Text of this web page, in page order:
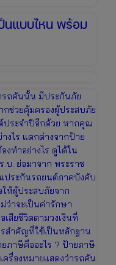
นแบบไหน พร้อม
รถคันนั้น มีประกันภัย
ช่วยคุ้มครองผู้ประสบภัย
ประจำปีอีกด้วย หากคุณ
งไร แตกต่างจากป้าย
ทำอย่างไร ดูได้ใน
บ. ย่อมาจาก พระราช
ประกันรถยนต์ภาคบังคับ
ห้ผู้ประสบภัยจาก
ว่าจะเป็นค่ารักษา
สียชีวิตตามวงเงินที่
สำคัญที่ใช้เป็นหลักฐาน
ภาษีคืออะไร ? ป้ายภาษี
ครื่องหมายแสดงว่ารถคัน